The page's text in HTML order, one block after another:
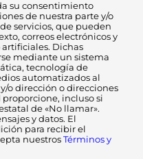
su consentimiento
de nuestra parte y/o
servicios, que pueden
correos electrónicos y
artificiales. Dichas
mediante un sistema
tecnología de
automatizados al
o dirección o direcciones
incluso si
de «No llamar».
y datos. El
para recibir el
nuestros Términos y